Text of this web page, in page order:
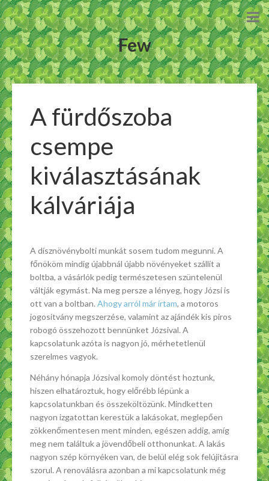
Few
A fürdőszoba
csempe
kiválasztásának
kálváriája
A dísznövénybolti munkát sosem tudom megunni. A
főnököm mindig újabbnál újabb növényeket szállít a
boltba, a vásárlók pedig természetesen szüntelenül
váltják egymást. Na meg persze a lényeg, hogy Józsi is
ott van a boltban. Ahogy arról már írtam, a motoros
jogosítvány megszerzése, valamint az ajándék kis piros
robogó összehozott bennünket Józsival. A
kapcsolatunk azóta is nagyon jó, mérhetetlenül
szerelmes vagyok.
Néhány hónapja Józsival komoly döntést hoztunk,
hiszen elhatároztuk, hogy előrébb lépünk a
kapcsolatunkban és összeköltözünk. Mindketten
nagyon izgatottan kerestük a lakásokat, meglepően
zökkenőmentesen ment minden, egészen addig, amíg
meg nem találtuk a jövendőbeli otthonunkat. A lakás
nagyon szép környéken van, de belül elég sok felújításra
szorul. A renoválásra azonban a mi kapcsolatunk még